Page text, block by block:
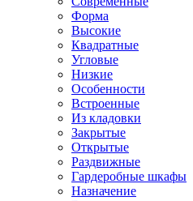
Форма
Высокие
Квадратные
Угловые
Низкие
Особенности
Встроенные
Из кладовки
Закрытые
Открытые
Раздвижные
Гардеробные шкафы
Назначение